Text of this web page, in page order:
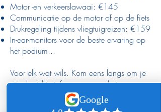
Motor -en verkeerslawaai: €145
Communicatie op de motor of op de fiets
Drukregeling tijdens vliegtuigreizen: €159
In-ear-monitors voor de beste ervaring op
het podium...
Voor elk wat wils. Kom eens langs om je
uitgebreid te informeren over het
assortiment en eventuele terugbetaling
door de mutualiteiten. Facturatie is